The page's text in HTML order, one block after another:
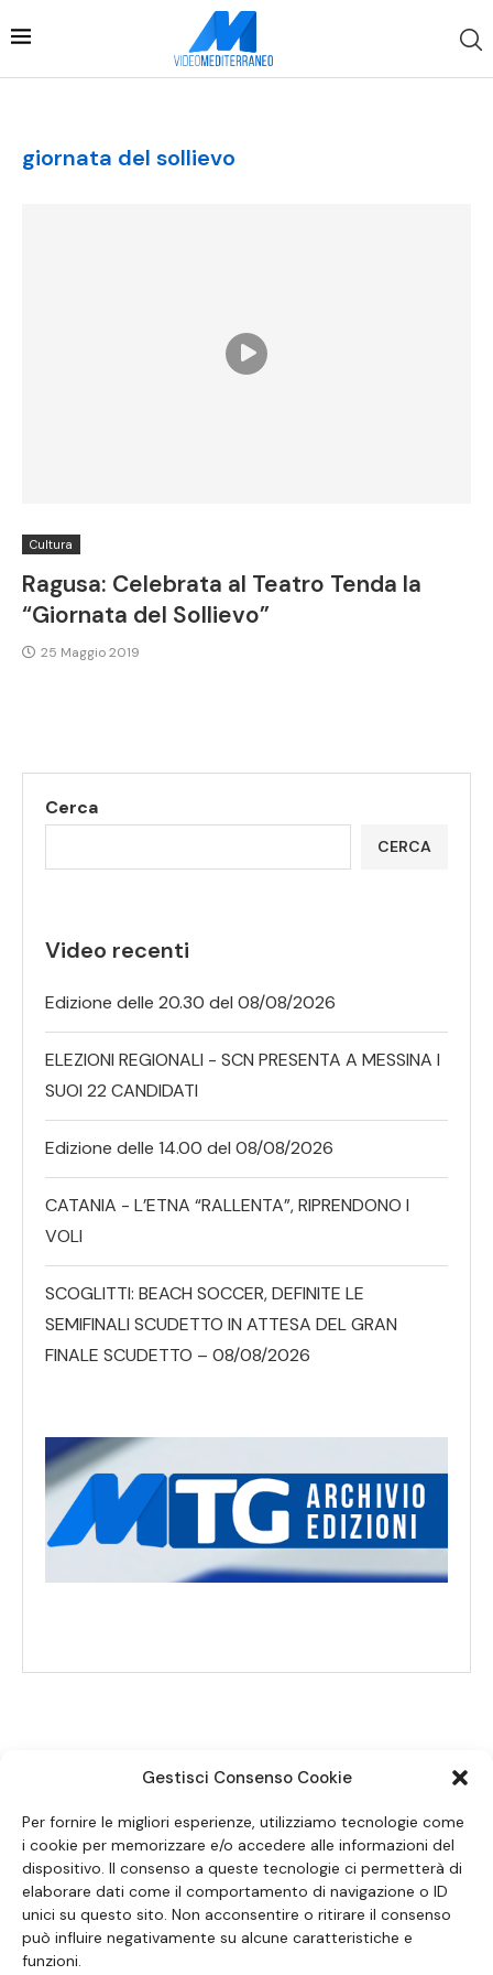
Gestisci Consenso Cookie
Per fornire le migliori esperienze, utilizziamo tecnologie come
i cookie per memorizzare e/o accedere alle informazioni del
dispositivo. Il consenso a queste tecnologie ci permetterà di
elaborare dati come il comportamento di navigazione o ID
unici su questo sito. Non acconsentire o ritirare il consenso
può influire negativamente su alcune caratteristiche e
funzioni.
giornata del sollievo
Cultura
Ragusa: Celebrata al Teatro Tenda la
“Giornata del Sollievo”
25 Maggio 2019
Cerca
CERCA
Video recenti
Edizione delle 20.30 del 08/08/2026
ELEZIONI REGIONALI - SCN PRESENTA A MESSINA I
SUOI 22 CANDIDATI
Edizione delle 14.00 del 08/08/2026
CATANIA - L’ETNA “RALLENTA”, RIPRENDONO I
VOLI
SCOGLITTI: BEACH SOCCER, DEFINITE LE
SEMIFINALI SCUDETTO IN ATTESA DEL GRAN
FINALE SCUDETTO – 08/08/2026
SEGUICI SUI SOCIAL